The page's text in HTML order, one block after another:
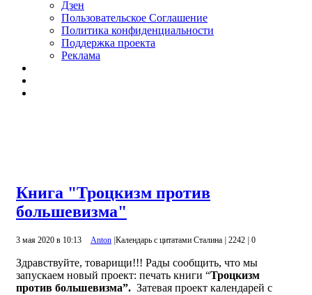
Дзен
Пользовательское Соглашение
Политика конфиденциальности
Поддержка проекта
Реклама
Книга "Троцкизм против
большевизма"
3 мая 2020 в 10:13 Anton |Календарь с цитатами Сталина | 2242 | 0
Здравствуйте, товарищи!!! Рады сообщить, что мы
запускаем новый проект: печать книги “Троцкизм
против большевизма”. Затевая проект календарей с